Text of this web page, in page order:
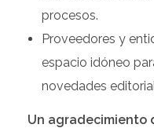
procesos.
Proveedores y
espacio idóneo
novedades
Un agradecimiento